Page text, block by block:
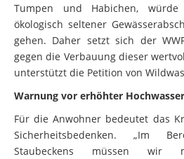
Tumpen und Habichen,
ökologisch seltener
gehen. Daher setzt sich der
gegen die Verbauung dieser
unterstützt die Petition von
Warnung vor erhöhter
Für die Anwohner bedeutet das
Sicherheitsbedenken. „Im
Staubeckens müssen wir